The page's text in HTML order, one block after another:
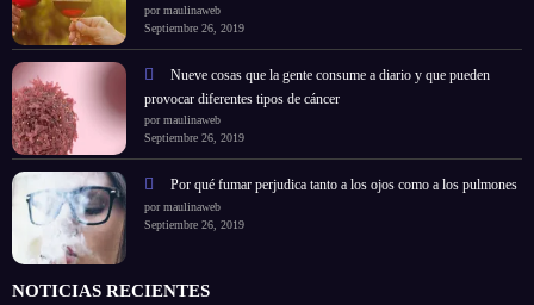
por maulinaweb
Septiembre 26, 2019
Nueve cosas que la gente consume a diario y que pueden
provocar diferentes tipos de cáncer
por maulinaweb
Septiembre 26, 2019
Por qué fumar perjudica tanto a los ojos como a los pulmones
por maulinaweb
Septiembre 26, 2019
NOTICIAS RECIENTES